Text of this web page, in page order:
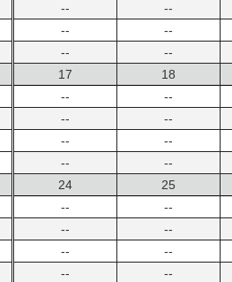
--
--
--
--
--
--
17
--
--
--
--
18
--
--
--
--
24
--
--
--
--
25
--
--
--
--